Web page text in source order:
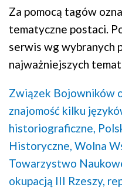
Za pomocą tagów
tematyczne postaci.
serwis wg wybranych
najważniejszych
Związek Bojowników
znajomość kilku
historiograficzne,
Historyczne, Wolna
Towarzystwo
okupacją III Rzeszy,